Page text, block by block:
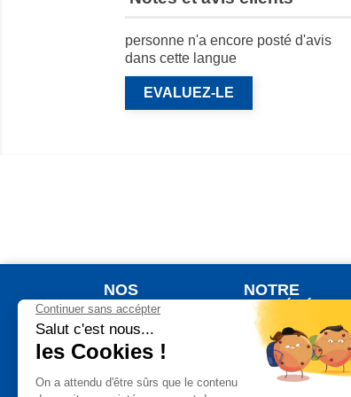
personne n'a encore posté d'avis
dans cette langue
EVALUEZ-LE
NOS
PRODUITS
Nouveaux produits
Meilleures ventes
Jardinage
NOTRE
SOCIÉTÉ
Qui sommes nous ?
Votre commande
Votre livraison